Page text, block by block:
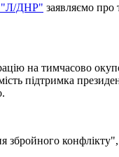
"Л/ДНР" заявляємо про
на тимчасово
підтримка
збройного